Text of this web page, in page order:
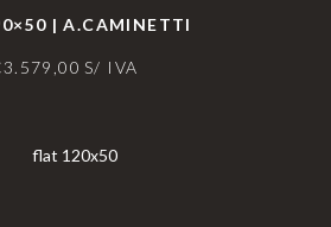
| A.CAMINETTI
3.579,00 S/ IVA